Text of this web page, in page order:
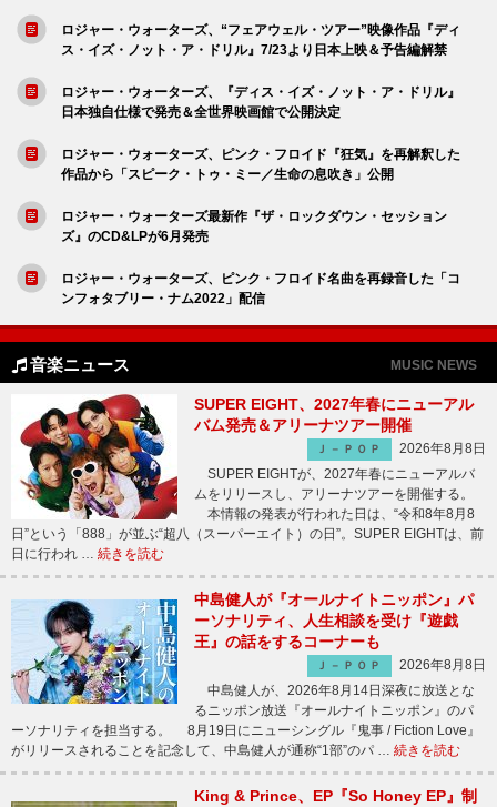
ロジャー・ウォーターズ、“フェアウェル・ツアー”映像作品『ディ
ス・イズ・ノット・ア・ドリル』7/23より日本上映＆予告編解禁
ロジャー・ウォーターズ、『ディス・イズ・ノット・ア・ドリル』
日本独自仕様で発売＆全世界映画館で公開決定
ロジャー・ウォーターズ、ピンク・フロイド『狂気』を再解釈した
作品から「スピーク・トゥ・ミー／生命の息吹き」公開
ロジャー・ウォーターズ最新作『ザ・ロックダウン・セッション
ズ』のCD&LPが6月発売
ロジャー・ウォーターズ、ピンク・フロイド名曲を再録音した「コ
ンフォタブリー・ナム2022」配信
音楽ニュース MUSIC NEWS
SUPER EIGHT、2027年春にニューアル
バム発売＆アリーナツアー開催
Ｊ－ＰＯＰ
2026年8月8日
SUPER EIGHTが、2027年春にニューアルバ
ムをリリースし、アリーナツアーを開催する。
本情報の発表が行われた日は、“令和8年8月8
日”という「888」が並ぶ“超八（スーパーエイト）の日”。SUPER EIGHTは、前
日に行われ … 続きを読む
中島健人が『オールナイトニッポン』パ
ーソナリティ、人生相談を受け『遊戯
王』の話をするコーナーも
Ｊ－ＰＯＰ
2026年8月8日
中島健人が、2026年8月14日深夜に放送とな
るニッポン放送『オールナイトニッポン』のパ
ーソナリティを担当する。 8月19日にニューシングル『鬼事 / Fiction Love』
がリリースされることを記念して、中島健人が通称“1部”のパ … 続きを読む
King & Prince、EP『So Honey EP』制